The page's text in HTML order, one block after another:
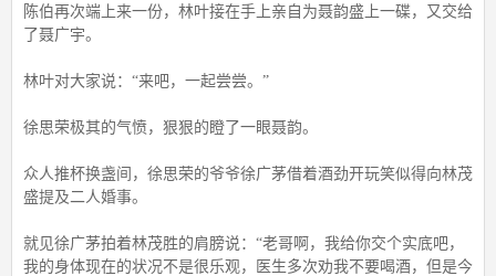
陈伯再次端上来一份，林叶接在手上亲自为聂韵盛上一碟，又交给
了聂广宇。
林叶对大家说：“来吧，一起尝尝。”
徐思荣极其的气愤，狠狠的瞪了一眼聂韵。
众人推杯换盏间，徐思荣的爷爷徐广茅借着酒劲开玩笑似得向林茂
盛提及二人婚事。
就见徐广茅拍着林茂胜的肩膀说：“老哥啊，我给你交个实底吧，
我的身体现在的状况不是很乐观，医生多次劝我不要喝酒，但是今